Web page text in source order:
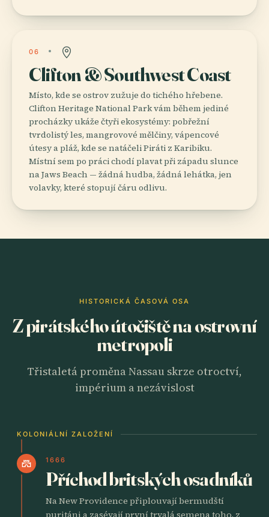
06
Clifton & Southwest Coast
Místo, kde se ostrov zužuje do tichého hřebene.
Clifton Heritage National Park vám během jediné
procházky ukáže čtyři ekosystémy: pobřežní
tvrdolistý les, mangrovové mělčiny, vápencové
útesy a pláž, kde se natáčeli Piráti z Karibiku.
Místní sem po práci chodí plavat při západu slunce
na Jaws Beach — žádná hudba, žádná lehátka, jen
volavky, které stopují čáru odlivu.
HISTORICKÁ ČASOVÁ OSA
Z pirátského útočiště na ostrovní
metropoli
Třistaletá proměna Nassau skrze otroctví,
impérium a nezávislost
KOLONIÁLNÍ ZALOŽENÍ
castle 1666
Příchod britských osadníků
Na New Providence připlouvají bermudští
puritáni a zasévají první trvalá semena toho, z